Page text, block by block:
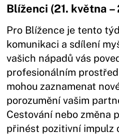
Blíženci (21. května –
Pro Blížence je tento
komunikaci a sdílení
vašich nápadů vás
profesionálním
mohou zaznamenat
porozumění vašim
Cestování nebo změna
přinést pozitivní impulz